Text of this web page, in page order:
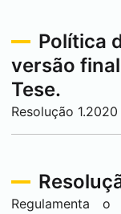
Política
versão
Tese.
Resolução
Regulamenta